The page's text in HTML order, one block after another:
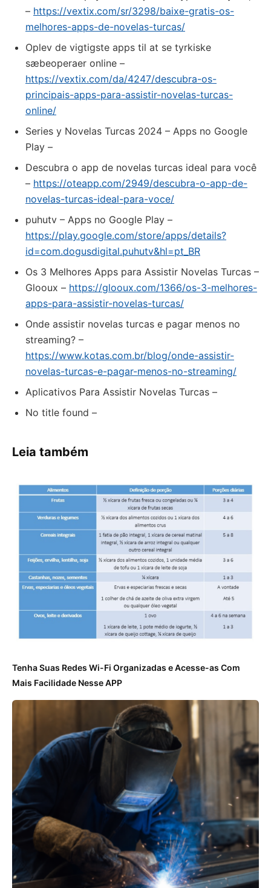
– https://vextix.com/sr/3298/baixe-gratis-os-
melhores-apps-de-novelas-turcas/
Oplev de vigtigste apps til at se tyrkiske
sæbeoperaer online –
https://vextix.com/da/4247/descubra-os-
principais-apps-para-assistir-novelas-turcas-
online/
Series y Novelas Turcas 2024 – Apps no Google
Play –
Descubra o app de novelas turcas ideal para você
– https://oteapp.com/2949/descubra-o-app-de-
novelas-turcas-ideal-para-voce/
puhutv – Apps no Google Play –
https://play.google.com/store/apps/details?
id=com.dogusdigital.puhutv&hl=pt_BR
Os 3 Melhores Apps para Assistir Novelas Turcas –
Glooux – https://glooux.com/1366/os-3-melhores-
apps-para-assistir-novelas-turcas/
Onde assistir novelas turcas e pagar menos no
streaming? –
https://www.kotas.com.br/blog/onde-assistir-
novelas-turcas-e-pagar-menos-no-streaming/
Aplicativos Para Assistir Novelas Turcas –
No title found –
Leia também
Tenha Suas Redes Wi-Fi Organizadas e Acesse-as Com
Mais Facilidade Nesse APP